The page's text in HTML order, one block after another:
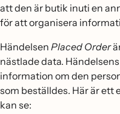
att den är butik inuti en
för att organisera
Händelsen Placed Order
nästlade data.
information om den
som beställdes. Här är ett
kan se: